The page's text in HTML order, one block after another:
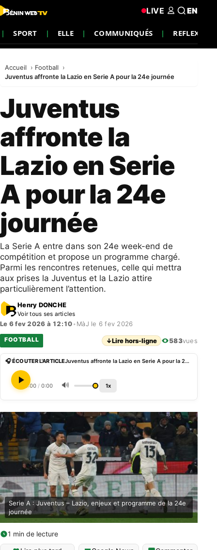
SPORT ELLE COMMUNIQUÉS REFLEXION
LIVE EN
Accueil
Football
Juventus affronte la Lazio en Serie A pour la 24e journée
Juventus
affronte la
Lazio en Serie
A pour la 24e
journée
La Serie A entre dans son 24e week-end de
compétition et propose un programme chargé.
Parmi les rencontres retenues, celle qui mettra
aux prises la Juventus et la Lazio attire
particulièrement l’attention.
Henry DONCHE
Voir tous ses articles
Le 6 fev 2026 à 12:10• MàJ le 6 fev 2026
FOOTBALL ↓Lire hors-ligne 583vues
🎧 ÉCOUTER L'ARTICLE Juventus affronte la Lazio en Serie A pour la 24e journée
0:00 / 0:00 🔊 1x
Serie A : Juventus – Lazio, enjeux et programme de la 24e
journée
1 min de lecture